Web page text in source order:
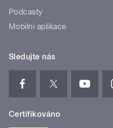
Podcasty
Mobilní aplikace
Sledujte nás
Certifikováno